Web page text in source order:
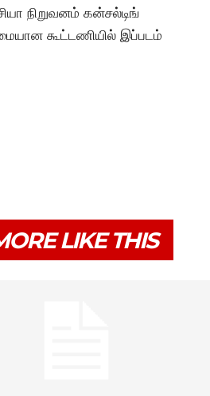
நிறுவனம் கன்சல்டிங்
கூட்டணியில் இப்படம்
LIKE THIS